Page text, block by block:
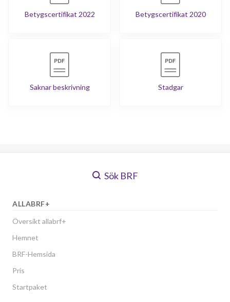
Betygscertifikat 2022 Betygscertifikat 2020
Saknar beskrivning Stadgar
Sök BRF
ALLABRF+
Översikt allabrf+
Hemnet
BRF-Hemsida
Pris
Startpaket